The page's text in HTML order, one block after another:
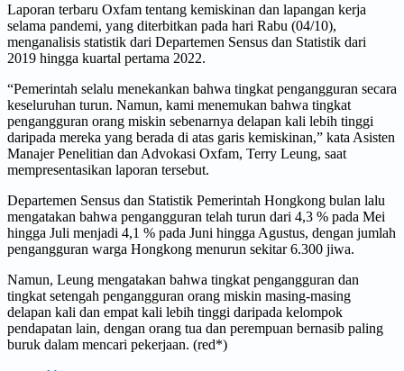
Laporan terbaru Oxfam tentang kemiskinan dan lapangan kerja
selama pandemi, yang diterbitkan pada hari Rabu (04/10),
menganalisis statistik dari Departemen Sensus dan Statistik dari
2019 hingga kuartal pertama 2022.
“Pemerintah selalu menekankan bahwa tingkat pengangguran secara
keseluruhan turun. Namun, kami menemukan bahwa tingkat
pengangguran orang miskin sebenarnya delapan kali lebih tinggi
daripada mereka yang berada di atas garis kemiskinan,” kata Asisten
Manajer Penelitian dan Advokasi Oxfam, Terry Leung, saat
mempresentasikan laporan tersebut.
Departemen Sensus dan Statistik Pemerintah Hongkong bulan lalu
mengatakan bahwa pengangguran telah turun dari 4,3 % pada Mei
hingga Juli menjadi 4,1 % pada Juni hingga Agustus, dengan jumlah
pengangguran warga Hongkong menurun sekitar 6.300 jiwa.
Namun, Leung mengatakan bahwa tingkat pengangguran dan
tingkat setengah pengangguran orang miskin masing-masing
delapan kali dan empat kali lebih tinggi daripada kelompok
pendapatan lain, dengan orang tua dan perempuan bernasib paling
buruk dalam mencari pekerjaan. (red*)